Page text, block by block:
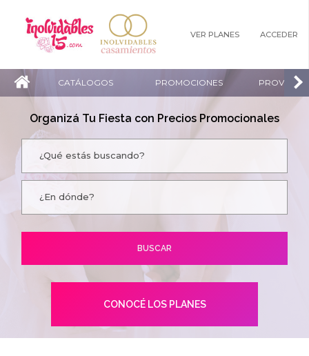
VER PLANES ACCEDER
CATÁLOGOS PROMOCIONES
Organizá Tu Fiesta con Precios Promocionales
CONOCÉ LOS PLANES